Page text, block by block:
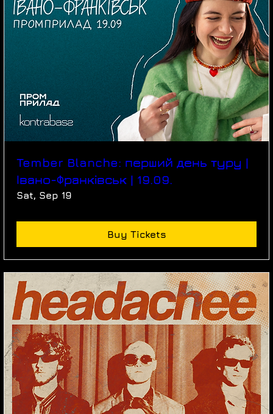
Tember Blanche: перший день туру |
Івано-Франківськ | 19.09.
Sat, Sep 19
Buy Tickets